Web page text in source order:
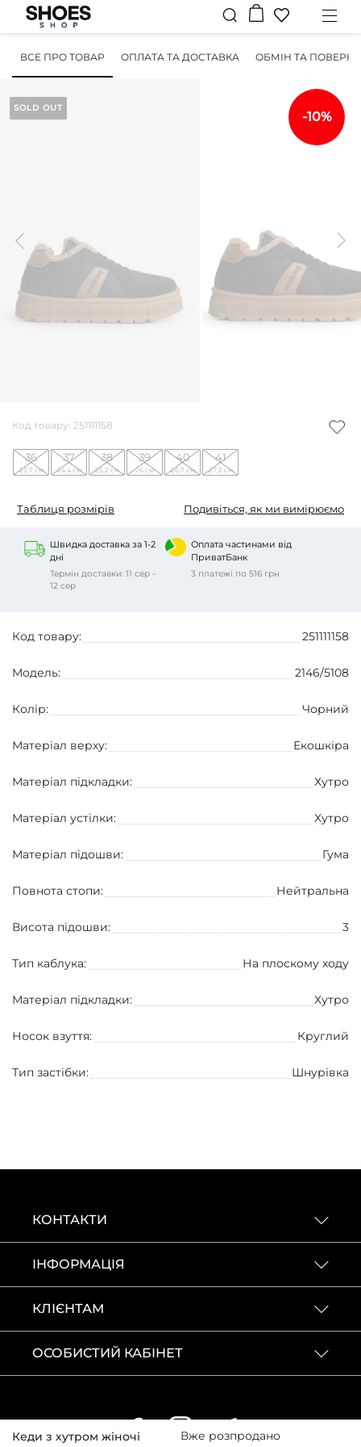
ВСЕ ПРО ТОВАР ОПЛАТА ТА ДОСТАВКА ОБМІН ТА
-10%
SOLD OUT
Код товару: 251111158
36
23,7 см
37
24,4 см
38
25,2 см
39
26 см
40
26,7 см
41
27,2 см
Таблиця розмірів Подивіться, як ми вимірюємо
Кеди з хутром жіночі Вже розпродано
Швидка доставка за 1-2
дні
Термін доставки: 11 сер -
12 сер
Оплата частинами від
ПриватБанк
3 платежі по 516 грн
Код товару: 251111158
Модель: 2146/5108
Колір: Чорний
Матеріал верху: Екошкіра
Матеріал підкладки: Хутро
Матеріал устілки: Хутро
Матеріал підошви: Гума
Повнота стопи: Нейтральна
Висота підошви: 3
Тип каблука: На плоскому ходу
Матеріал підкладки: Хутро
Носок взуття: Круглий
Тип застібки: Шнурівка
КОНТАКТИ
ІНФОРМАЦІЯ
КЛІЄНТАМ
ОСОБИСТИЙ КАБІНЕТ